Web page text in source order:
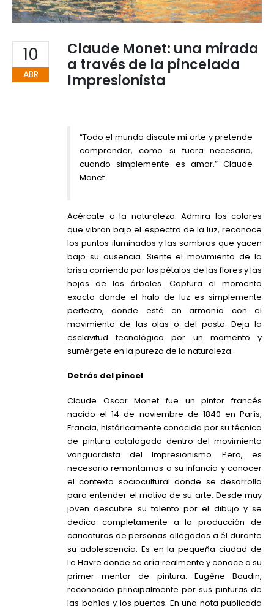
10
ABR
Claude Monet: una mirada
a través de la pincelada
Impresionista
“Todo el mundo discute mi arte y pretende
comprender, como si fuera necesario,
cuando simplemente es amor.” Claude
Monet.
Acércate a la naturaleza. Admira los colores
que vibran bajo el espectro de la luz, reconoce
los puntos iluminados y las sombras que yacen
bajo su ausencia. Siente el movimiento de la
brisa corriendo por los pétalos de las flores y las
hojas de los árboles. Captura el momento
exacto donde el halo de luz es simplemente
perfecto, donde esté en armonía con el
movimiento de las olas o del pasto. Deja la
esclavitud tecnológica por un momento y
sumérgete en la pureza de la naturaleza.
Detrás del pincel
Claude Oscar Monet fue un pintor francés
nacido el 14 de noviembre de 1840 en París,
Francia, históricamente conocido por su técnica
de pintura catalogada dentro del movimiento
vanguardista del Impresionismo. Pero, es
necesario remontarnos a su infancia y conocer
el contexto sociocultural donde se desarrolla
para entender el motivo de su arte. Desde muy
joven descubre su talento por el dibujo y se
dedica completamente a la producción de
caricaturas de personas allegadas a él durante
su adolescencia. Es en la pequeña ciudad de
Le Havre donde se cría realmente y conoce a su
primer mentor de pintura: Eugène Boudin,
reconocido principalmente por sus pinturas de
las bahías y los puertos. En una nota publicada